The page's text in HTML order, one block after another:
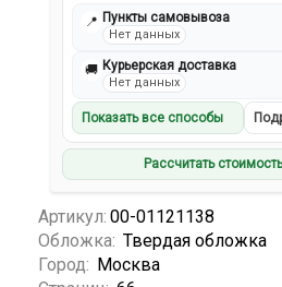
📍 Пункты самовывоза
Нет данных
🚚 Курьерская доставка
Нет данных
Показать все способы
Рассчитать
Артикул: 00-01121138
Обложка: Твердая обложка
Город: Москва